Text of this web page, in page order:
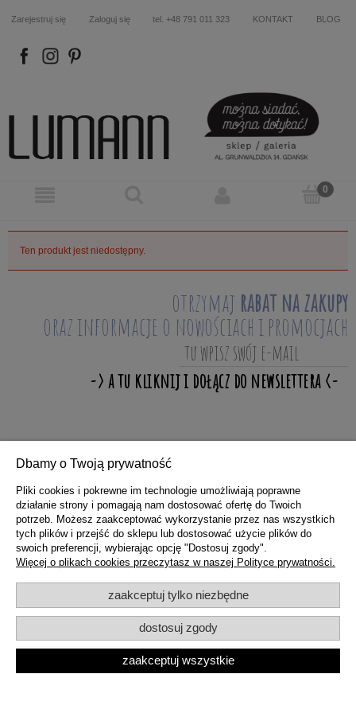
Zarejestruj się Zaloguj się tel. +48 791 011 323 KONTAKT BLOG
FB IN P
Ten produkt jest niedostępny.
otrzymaj rabat na zakupy
oraz informacje o nowościach i promocjach
POMOC
MOJE KONTO
INFORMACJE
pokaż pełną wersję strony
Dbamy o Twoją prywatność
Pliki cookies i pokrewne im technologie umożliwiają poprawne
działanie strony i pomagają nam dostosować ofertę do Twoich
potrzeb. Możesz zaakceptować wykorzystanie przez nas wszystkich
tych plików i przejść do sklepu lub dostosować użycie plików do
swoich preferencji, wybierając opcję "Dostosuj zgody".
Więcej o plikach cookies przeczytasz w naszej Polityce prywatności.
zaakceptuj tylko niezbędne
dostosuj zgody
zaakceptuj wszystkie